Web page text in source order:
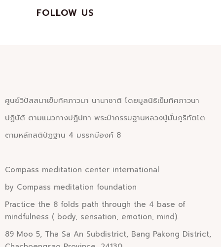
FOLLOW US
ศูนย์วิปัสสนาเข็มทิศภาวนา นานาชาติ โดยมูลนิธิเข็มทิศภาวนา
ปฏิบัติ ตามแนวทางปฏิปทา พระป่ากรรมฐานหลวงปู่มั่นภูริทัตโต
ตามหลักสติปัฏฐาน 4 มรรคมีองค์ 8
Compass meditation center international
by Compass meditation foundation
Practice the 8 folds path through the 4 base of
mindfulness ( body, sensation, emotion, mind).
89 Moo 5, Tha Sa An Subdistrict, Bang Pakong District,